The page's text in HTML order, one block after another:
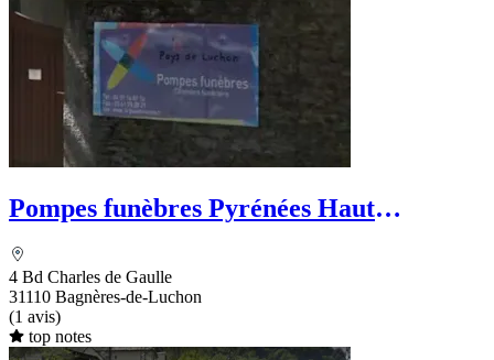
Pompes funèbres Pyrénées Haut
4 Bd Charles de Gaulle
31110 Bagnères-de-Luchon
(1 avis)
top notes